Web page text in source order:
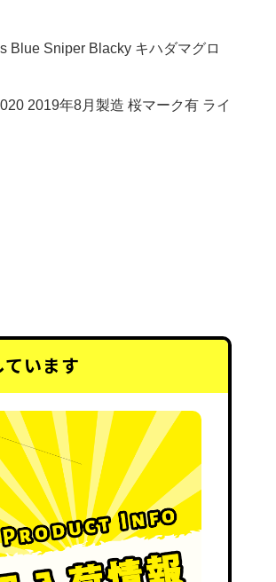
Blue Sniper Blacky キハダマグロ
2019年8月製造 桜マーク有 ライ
います